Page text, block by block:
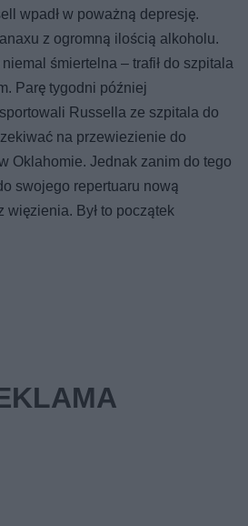
wpadł w poważną depresję.
z ogromną ilością alkoholu.
śmiertelna – trafił do szpitala
Parę tygodni później
Russella ze szpitala do
na przewiezienie do
Oklahomie. Jednak zanim do tego
swojego repertuaru nową
więzienia. Był to początek